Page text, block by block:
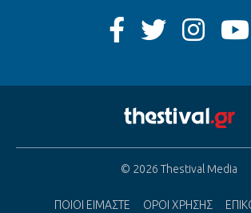
© 2026 Thestival Media
ΠΟΙΟΙ ΕΙΜΑΣΤΕ ΟΡΟΙ ΧΡΗΣΗΣ